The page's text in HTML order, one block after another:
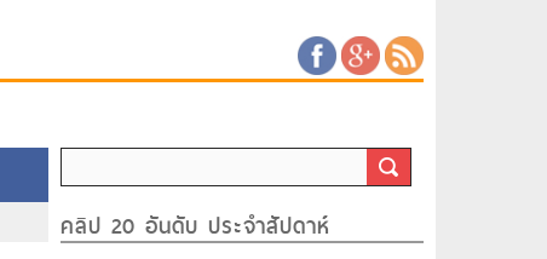
คลิป 20 อันดับ ประจำสัปดาห์